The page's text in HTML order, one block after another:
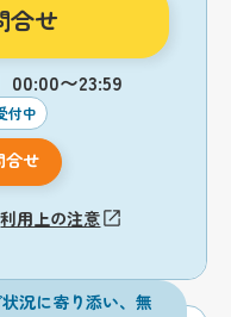
合せ
00:00〜23:59
付中
合せ
利用上の注意
況に寄り添い、無